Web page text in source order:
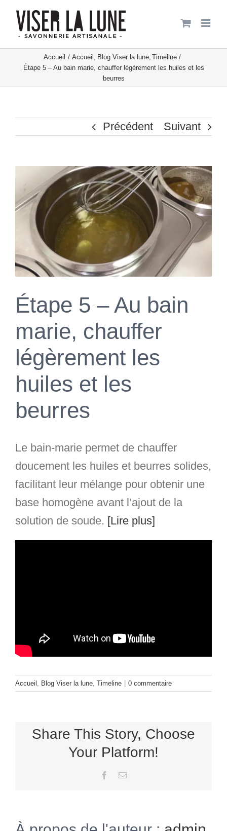
Passer
contenu
Accueil Accueil Blog Viser la lune Timeline
Étape 5 – Au bain marie, chauffer légèrement les huiles et les
beurres
Précédent Suivant
l'image
agrandie
Étape 5 – Au bain
marie, chauffer
légèrement les
huiles et les
beurres
Le bain-marie permet de chauffer
doucement les huiles et beurres solides,
facilitant leur mélange pour obtenir une
base homogène avant l’ajout de la
solution de soude. [Lire plus]
Accueil Blog Viser la lune Timeline 0 commentaire
Share This Story, Choose
Your Platform!
Facebook
Email